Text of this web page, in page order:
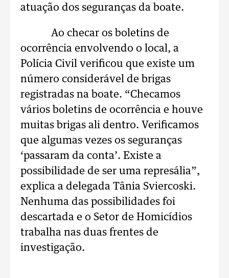
atuação dos seguranças da boate.
Ao checar os boletins de
ocorrência envolvendo o local, a
Polícia Civil verificou que existe um
número considerável de brigas
registradas na boate. “Checamos
vários boletins de ocorrência e houve
muitas brigas ali dentro. Verificamos
que algumas vezes os seguranças
‘passaram da conta’. Existe a
possibilidade de ser uma represália”,
explica a delegada Tânia Sviercoski.
Nenhuma das possibilidades foi
descartada e o Setor de Homicídios
trabalha nas duas frentes de
investigação.